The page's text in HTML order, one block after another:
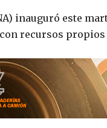
inauguró este
recursos